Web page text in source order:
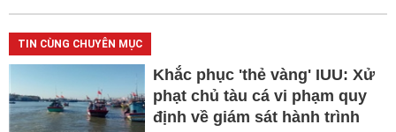
TIN CÙNG CHUYÊN MỤC
Khắc phục 'thẻ vàng' IUU: Xử
phạt chủ tàu cá vi phạm quy
định về giám sát hành trình